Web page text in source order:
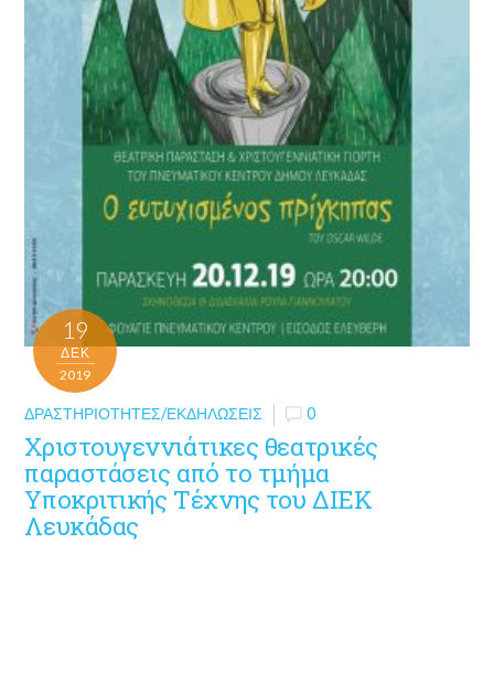
19
ΔΕΚ
2019
ΔΡΑΣΤΗΡΙΌΤΗΤΕΣ/ΕΚΔΗΛΏΣΕΙΣ 0
Χριστουγεννιάτικες θεατρικές
παραστάσεις από το τμήμα
Υποκριτικής Τέχνης του ΔΙΕΚ
Λευκάδας